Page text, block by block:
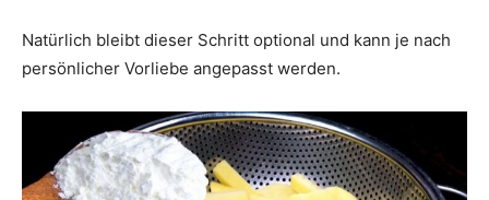
Natürlich bleibt dieser Schritt optional und kann je nach
persönlicher Vorliebe angepasst werden.